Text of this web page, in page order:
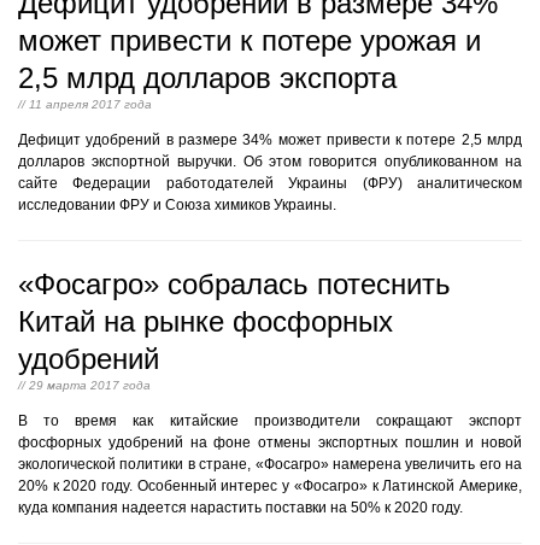
может привести к потере урожая и
2,5 млрд долларов экспорта
// 11 апреля 2017 года
Дефицит удобрений в размере 34% может привести к потере 2,5 млрд
долларов экспортной выручки. Об этом говорится опубликованном на
сайте Федерации работодателей Украины (ФРУ) аналитическом
исследовании ФРУ и Союза химиков Украины.
«Фосагро» собралась потеснить
Китай на рынке фосфорных
удобрений
// 29 марта 2017 года
В то время как китайские производители сокращают экспорт
фосфорных удобрений на фоне отмены экспортных пошлин и новой
экологической политики в стране, «Фосагро» намерена увеличить его на
20% к 2020 году. Особенный интерес у «Фосагро» к Латинской Америке,
куда компания надеется нарастить поставки на 50% к 2020 году.